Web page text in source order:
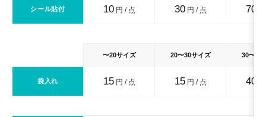
シール貼付 10 円 / 点 30 円 / 点 70
〜20サイズ 20〜30サイズ 30〜40
袋入れ 15 円 / 点 15 円 / 点 40